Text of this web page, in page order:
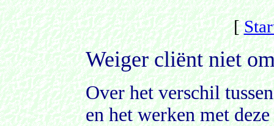
[
Weiger cliënt niet
Over het verschil
en het werken met